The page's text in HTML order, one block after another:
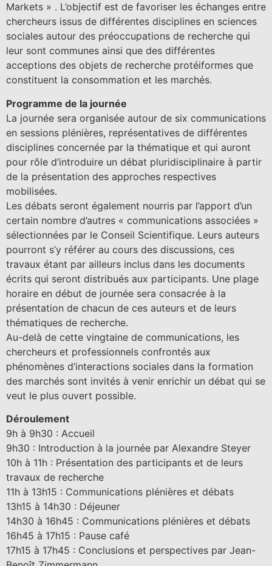
Markets » . L’objectif est de favoriser les échanges entre
chercheurs issus de différentes disciplines en sciences
sociales autour des préoccupations de recherche qui
leur sont communes ainsi que des différentes
acceptions des objets de recherche protéiformes que
constituent la consommation et les marchés.
Programme de la journée
La journée sera organisée autour de six communications
en sessions plénières, représentatives de différentes
disciplines concernée par la thématique et qui auront
pour rôle d’introduire un débat pluridisciplinaire à partir
de la présentation des approches respectives
mobilisées.
Les débats seront également nourris par l’apport d’un
certain nombre d’autres « communications associées »
sélectionnées par le Conseil Scientifique. Leurs auteurs
pourront s’y référer au cours des discussions, ces
travaux étant par ailleurs inclus dans les documents
écrits qui seront distribués aux participants. Une plage
horaire en début de journée sera consacrée à la
présentation de chacun de ces auteurs et de leurs
thématiques de recherche.
Au-delà de cette vingtaine de communications, les
chercheurs et professionnels confrontés aux
phénomènes d’interactions sociales dans la formation
des marchés sont invités à venir enrichir un débat qui se
veut le plus ouvert possible.
Déroulement
9h à 9h30 : Accueil
9h30 : Introduction à la journée par Alexandre Steyer
10h à 11h : Présentation des participants et de leurs
travaux de recherche
11h à 13h15 : Communications plénières et débats
13h15 à 14h30 : Déjeuner
14h30 à 16h45 : Communications plénières et débats
16h45 à 17h15 : Pause café
17h15 à 17h45 : Conclusions et perspectives par Jean-